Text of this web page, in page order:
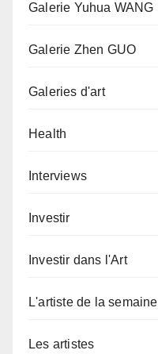
Galerie Yuhua WANG
Galerie Zhen GUO
Galeries d'art
Health
Interviews
Investir
Investir dans l'Art
L'artiste de la semaine
Les artistes